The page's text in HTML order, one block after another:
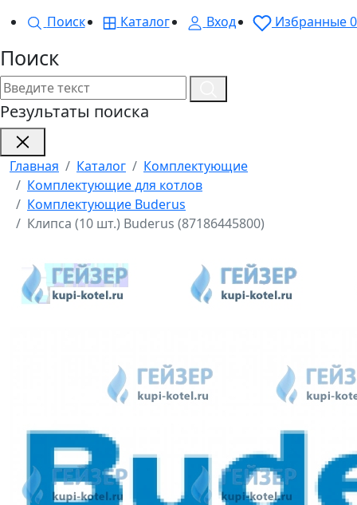
Поиск
Каталог Вход Избранные0
Поиск
Результаты поиска
Главная Каталог
Комплектующие
Комплектующие для котлов
Комплектующие Buderus
Клипса (10 шт.) Buderus (87186445800)